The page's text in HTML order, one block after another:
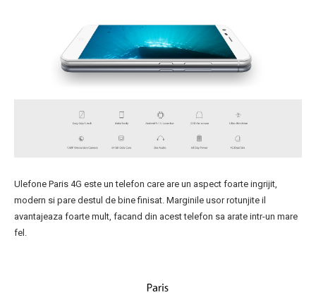
Ulefone Paris 4G este un telefon care are un aspect foarte ingrijit,
modern si pare destul de bine finisat. Marginile usor rotunjite il
avantajeaza foarte mult, facand din acest telefon sa arate intr-un mare
fel.